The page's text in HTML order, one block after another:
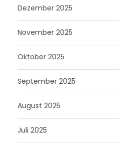
Dezember 2025
November 2025
Oktober 2025
September 2025
August 2025
Juli 2025